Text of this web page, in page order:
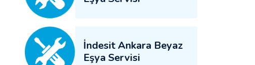
İndesit Ankara Beyaz
Eşya Servisi